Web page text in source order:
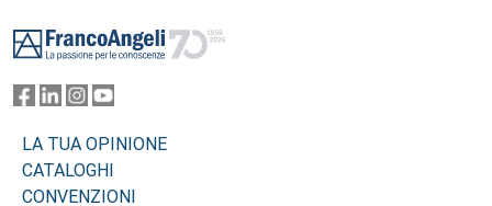
LA TUA OPINIONE
CATALOGHI
CONVENZIONI